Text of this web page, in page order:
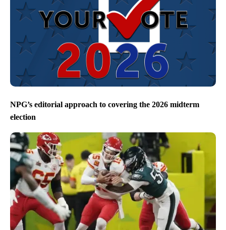
NPG’s editorial approach to covering the 2026 midterm
election